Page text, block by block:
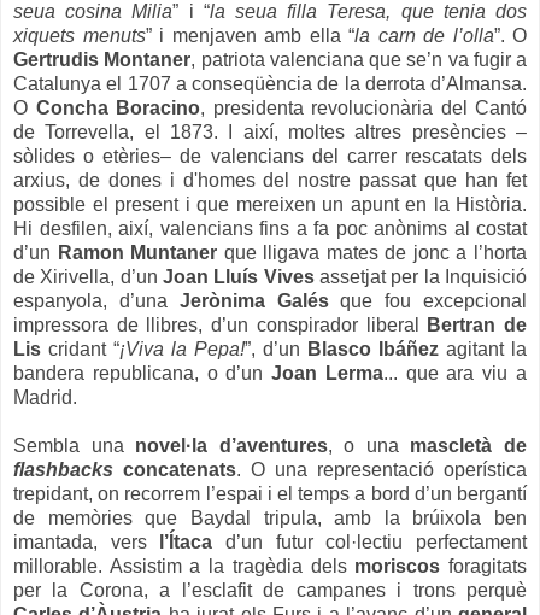
seua cosina Milia” i “la seua filla Teresa, que tenia dos
xiquets menuts” i menjaven amb ella “la carn de l’olla”. O
Gertrudis Montaner, patriota valenciana que se’n va fugir a
Catalunya el 1707 a conseqüència de la derrota d’Almansa.
O Concha Boracino, presidenta revolucionària del Cantó
de Torrevella, el 1873. I així, moltes altres presències –
sòlides o etèries– de valencians del carrer rescatats dels
arxius, de dones i d'homes del nostre passat que han fet
possible el present i que mereixen un apunt en la Història.
Hi desfilen, així, valencians fins a fa poc anònims al costat
d’un Ramon Muntaner que lligava mates de jonc a l’horta
de Xirivella, d’un Joan Lluís Vives assetjat per la Inquisició
espanyola, d’una Jerònima Galésque fou excepcional
impressora de llibres, d’un conspirador liberal
Bertran de
Lis cridant “¡Viva la Pepa!”, d’un Blasco Ibáñez agitant la
bandera republicana, o d’unJoan Lerma... que ara viu a
Madrid.
Sembla una novel·la d’aventures, o una mascletà de
flashbacks concatenats. O una representació operística
trepidant, on recorrem l’espai i el temps a bord d’un bergantí
de memòries que Baydal tripula, amb la brúixola ben
imantada, vers
l’Ítaca d’un futur col·lectiu perfectament
millorable. Assistim a la tragèdia dels moriscos foragitats
per la Corona, a l’esclafit de campanes i trons perquè